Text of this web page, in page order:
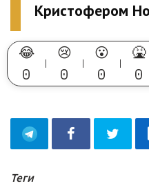
Кристофером
😂
0
😢
0
😮
0
🤮
0
Теги